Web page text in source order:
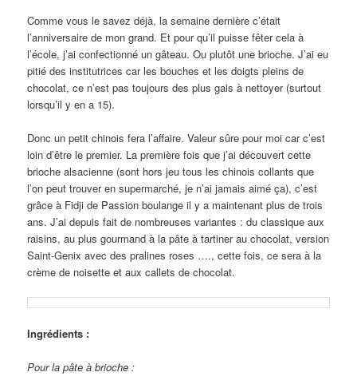
Comme vous le savez déjà, la semaine dernière c’était
l’anniversaire de mon grand. Et pour qu’il puisse fêter cela à
l’école, j’ai confectionné un gâteau. Ou plutôt une brioche. J’ai eu
pitié des institutrices car les bouches et les doigts pleins de
chocolat, ce n’est pas toujours des plus gais à nettoyer (surtout
lorsqu’il y en a 15).
Donc un petit chinois fera l’affaire. Valeur sûre pour moi car c’est
loin d’être le premier. La première fois que j’ai découvert cette
brioche alsacienne (sont hors jeu tous les chinois collants que
l’on peut trouver en supermarché, je n’ai jamais aimé ça), c’est
grâce à Fidji de Passion boulange il y a maintenant plus de trois
ans. J’ai depuis fait de nombreuses variantes : du classique aux
raisins, au plus gourmand à la pâte à tartiner au chocolat, version
Saint-Genix avec des pralines roses …., cette fois, ce sera à la
crème de noisette et aux callets de chocolat.
Ingrédients :
Pour la pâte à brioche :